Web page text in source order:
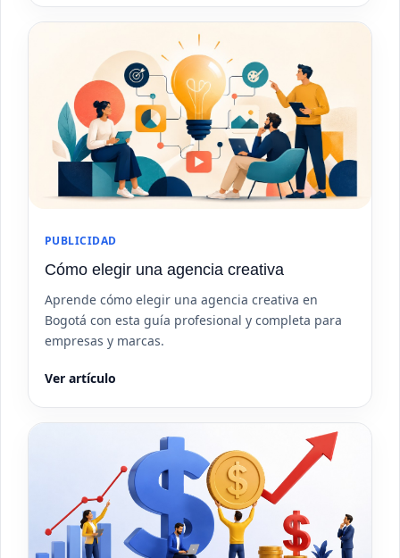
PUBLICIDAD
Cómo elegir una agencia creativa
Aprende cómo elegir una agencia creativa en
Bogotá con esta guía profesional y completa para
empresas y marcas.
Ver artículo